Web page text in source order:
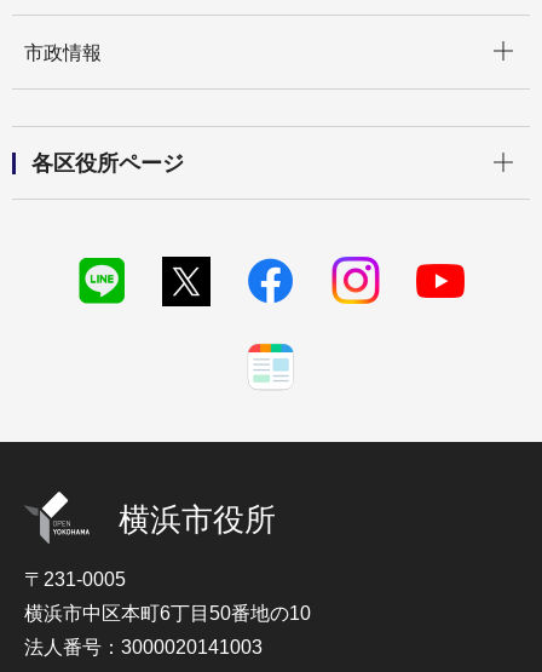
市政情報
各区役所ページ
横浜市役所
〒231-0005
横浜市中区本町6丁目50番地の10
法人番号：3000020141003